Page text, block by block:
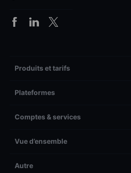
Produits et tarifs
Plateformes
Comptes & services
Vue d’ensemble
Autre